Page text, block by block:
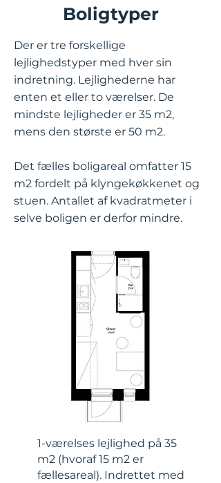
Boligtyper
Der er tre forskellige
lejlighedstyper med hver sin
indretning. Lejlighederne har
enten et eller to værelser. De
mindste lejligheder er 35 m2,
mens den største er 50 m2.
Det fælles boligareal omfatter 15
m2 fordelt på klyngekøkkenet og
stuen. Antallet af kvadratmeter i
selve boligen er derfor mindre.
1-værelses lejlighed på 35
m2 (hvoraf 15 m2 er
fællesareal). Indrettet med